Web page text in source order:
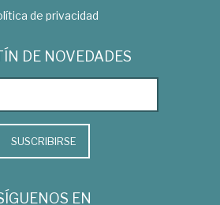
de privacidad
DE NOVEDADES
SUSCRIBIRSE
EN